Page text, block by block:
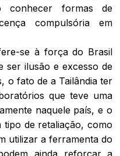
conhecer formas de
compulsória em
se à força do Brasil
ser ilusão e excesso de
o fato de a Tailândia ter
que teve uma
naquele país, e o
de retaliação, como
utilizar a ferramenta do
ainda reforçar a